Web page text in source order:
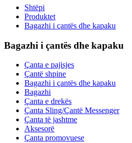
Shtëpi
Produktet
Bagazhi i çantës dhe kapaku
Bagazhi i çantës dhe kapaku
Çanta e pajisjes
Çantë shpine
Bagazhi i çantës dhe kapaku
Bagazhi
Çanta e drekës
Çanta Sling/Çantë Messenger
Çanta të jashtme
Aksesorë
Çanta promovuese